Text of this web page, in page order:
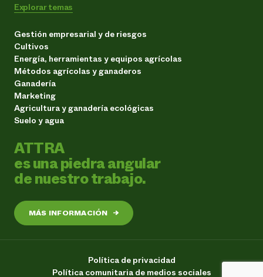
Explorar temas
Gestión empresarial y de riesgos
Cultivos
Energía, herramientas y equipos agrícolas
Métodos agrícolas y ganaderos
Ganadería
Marketing
Agricultura y ganadería ecológicas
Suelo y agua
ATTRA
es una piedra angular
de nuestro trabajo.
MÁS INFORMACIÓN →
Política de privacidad
Política comunitaria de medios sociales